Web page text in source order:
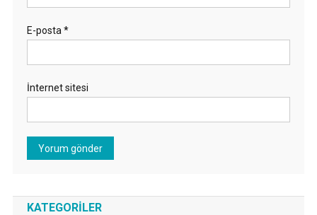
E-posta *
İnternet sitesi
KATEGORILER